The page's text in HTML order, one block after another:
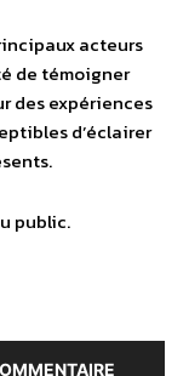
acteurs
de témoigner
des expériences
d’éclairer
public.